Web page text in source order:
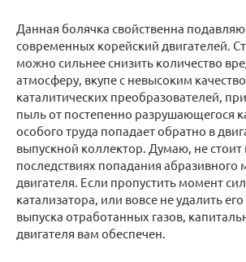
Данная болячка свойственна
современных корейский двигателей.
можно сильнее снизить количество
атмосферу, вкупе с невысоким
каталитических преобразователей,
пыль от постепенно разрушающегося
особого труда попадает обратно в
выпускной коллектор. Думаю, не стоит
последствиях попадания абразивного
двигателя. Если пропустить момент
катализатора, или вовсе не удалить
выпуска отработанных газов,
двигателя вам обеспечен.